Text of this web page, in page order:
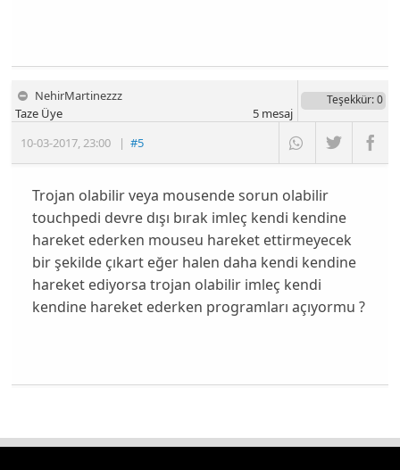
NehirMartinezzz
10-03-2017,23:00 |#5
Taze Üye
Teşekkür: 0
5mesaj
Trojan olabilir veya mousende sorun olabilir
touchpedi devre dışı bırak imleç kendi kendine
hareket ederken mouseu hareket ettirmeyecek
bir şekilde çıkart eğer halen daha kendi kendine
hareket ediyorsa trojan olabilir imleç kendi
kendine hareket ederken programları açıyormu ?